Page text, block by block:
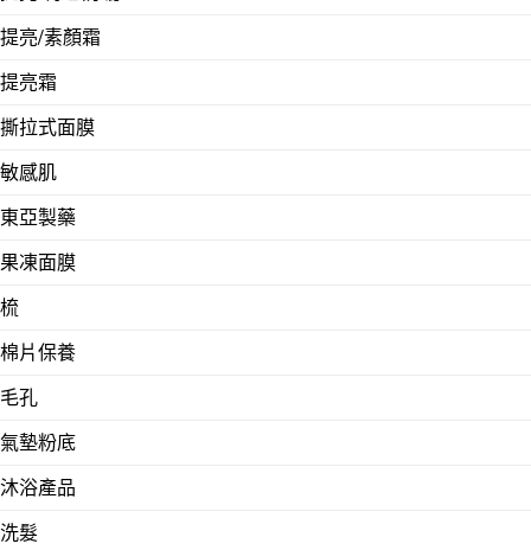
提亮/素顏霜
提亮霜
撕拉式面膜
敏感肌
東亞製藥
果凍面膜
梳
棉片保養
毛孔
氣墊粉底
沐浴產品
洗髮